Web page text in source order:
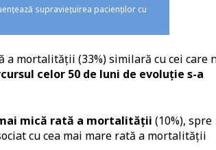
supraviețuirea pacienților cu
mortalității (33%) similară cu cei care
celor 50 de luni de evoluție s-a
mică rată a mortalității (10%), spre
cu cea mai mare rată a mortalității